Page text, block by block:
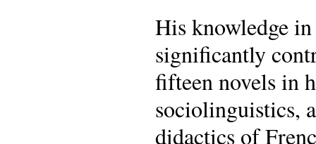
His knowledge in
significantly
fifteen novels in
sociolinguistics,
didactics of